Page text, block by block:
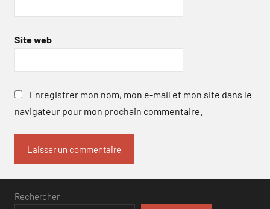
Site web
Enregistrer mon nom, mon e-mail et mon site dans le
navigateur pour mon prochain commentaire.
Rechercher